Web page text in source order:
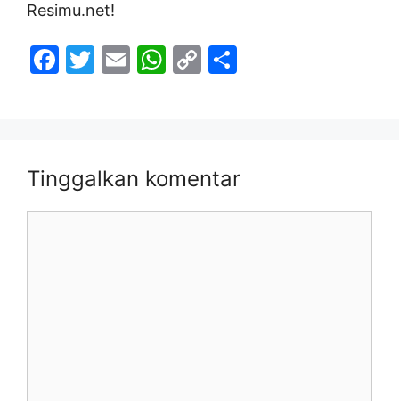
Resimu.net!
F
b
o
T
E
W
A
p
C
Li
n
Tinggalkan komentar